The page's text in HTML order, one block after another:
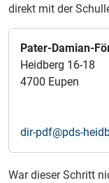
direkt mit der
Pater-Damian-
Heidberg 16-18
4700 Eupen
dir-pdf@pds-
War dieser Schritt